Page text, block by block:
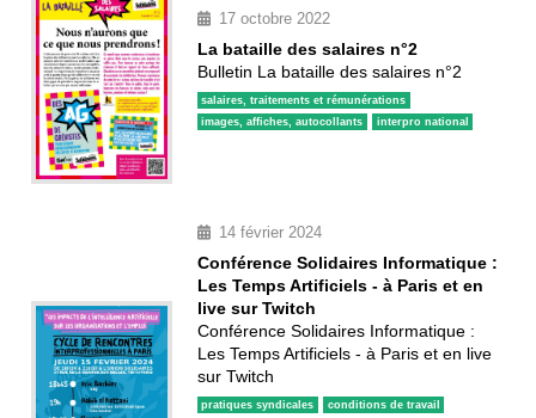
17 octobre 2022
La bataille des salaires n°2
Bulletin La bataille des salaires n°2
salaires, traitements et rémunérations
images, affiches, autocollants
interpro national
14 février 2024
Conférence Solidaires Informatique :
Les Temps Artificiels - à Paris et en
live sur Twitch
Conférence Solidaires Informatique :
Les Temps Artificiels - à Paris et en live
sur Twitch
pratiques syndicales conditions de travail